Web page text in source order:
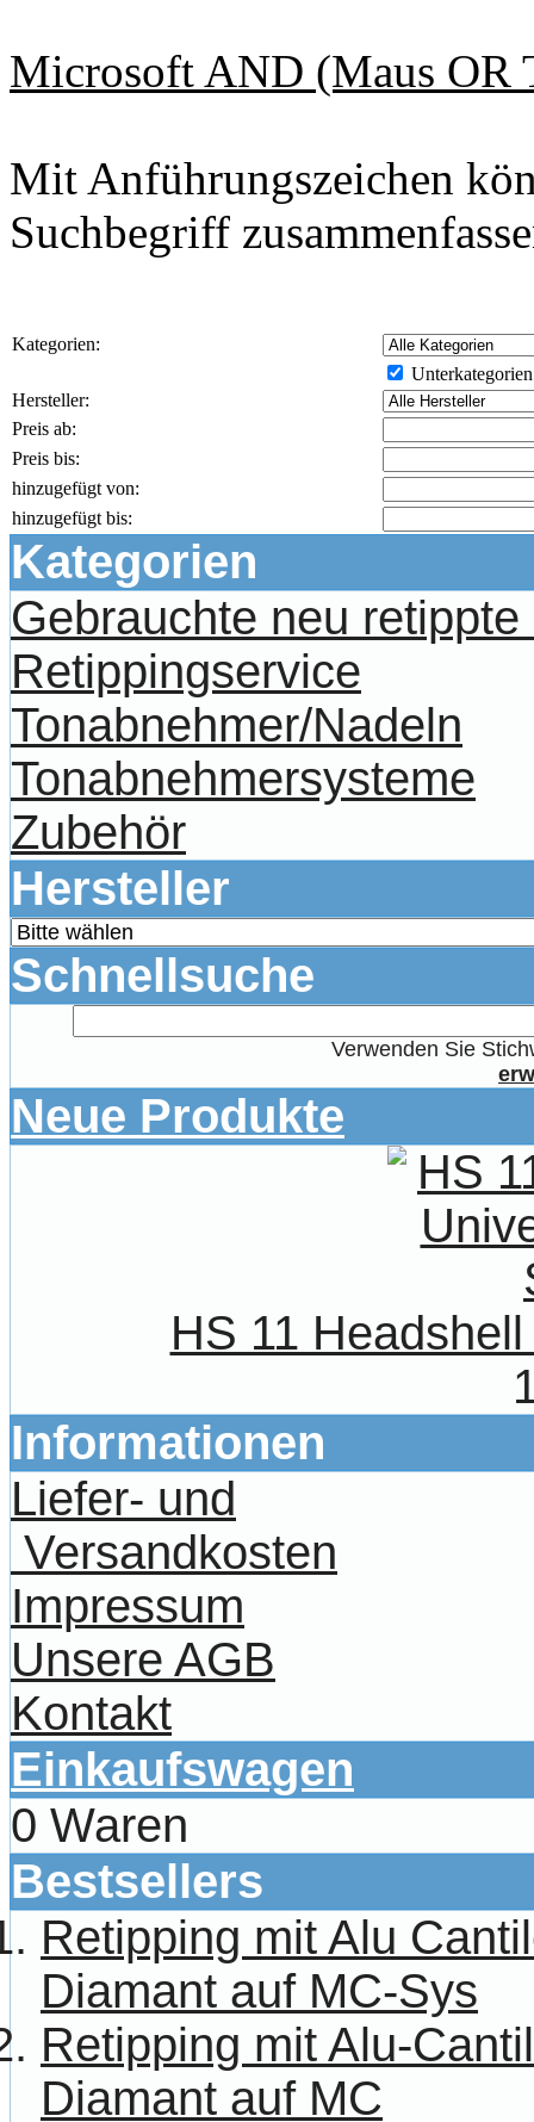
Microsoft AND (Maus OR
Mit Anführungszeichen
Suchbegriff
Kategorien:
Hersteller:
Preis ab:
Preis bis:
hinzugefügt von:
hinzugefügt bis:
Kategorien
Gebrauchte neu
Retippingservice
Tonabnehmer/Nadeln
Tonabnehmersysteme
Zubehör
Hersteller
Schnellsuche
Verwenden Sie
Neue Produkte
HS 11
Informationen
Liefer- und
Versandkosten
Impressum
Unsere AGB
Kontakt
Einkaufswagen
0 Waren
Bestsellers
Retipping mit Alu
Diamant auf MC-Sys
Retipping mit Alu-
Diamant auf MC